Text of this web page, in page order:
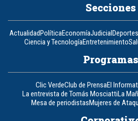
Secciones
ActualidadPolíticaEconomíaJudicialDeportes
Ciencia y TecnologíaEntretenimiento
Programas
Clic VerdeClub de PrensaEl
La entrevista de Tomás MosciattiLa
Mesa de periodistasMujeres de